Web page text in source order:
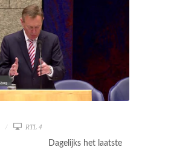
RTL 4
Dagelijks het laatste